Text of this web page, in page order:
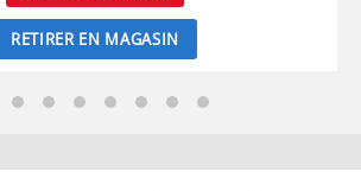
RETIRER EN MAGASIN